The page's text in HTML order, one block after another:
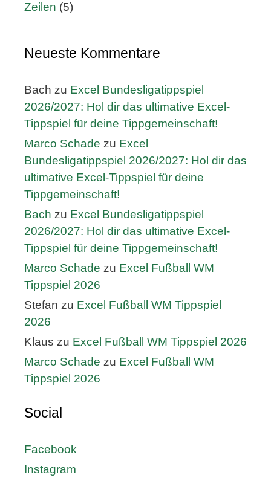
Zeilen (5)
Neueste Kommentare
Bach zu Excel Bundesligatippspiel
2026/2027: Hol dir das ultimative Excel-
Tippspiel für deine Tippgemeinschaft!
Marco Schade zu Excel
Bundesligatippspiel 2026/2027: Hol dir das
ultimative Excel-Tippspiel für deine
Tippgemeinschaft!
Bach zu Excel Bundesligatippspiel
2026/2027: Hol dir das ultimative Excel-
Tippspiel für deine Tippgemeinschaft!
Marco Schade zu Excel Fußball WM
Tippspiel 2026
Stefan zu Excel Fußball WM Tippspiel
2026
Klaus zu Excel Fußball WM Tippspiel 2026
Marco Schade zu Excel Fußball WM
Tippspiel 2026
Social
Facebook
Instagram